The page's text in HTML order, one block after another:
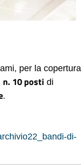
per la copertura
n. 10 posti di
.
di-